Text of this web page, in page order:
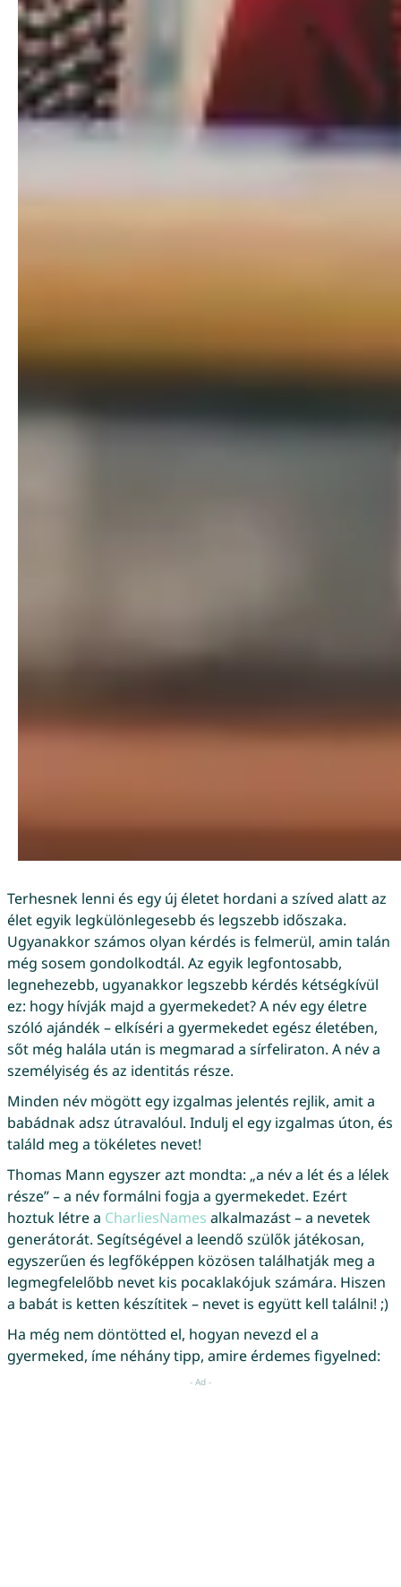
Terhesnek lenni és egy új életet hordani a szíved alatt az
élet egyik legkülönlegesebb és legszebb időszaka.
Ugyanakkor számos olyan kérdés is felmerül, amin talán
még sosem gondolkodtál. Az egyik legfontosabb,
legnehezebb, ugyanakkor legszebb kérdés kétségkívül
ez: hogy hívják majd a gyermekedet? A név egy életre
szóló ajándék – elkíséri a gyermekedet egész életében,
sőt még halála után is megmarad a sírfeliraton. A név a
személyiség és az identitás része.
Minden név mögött egy izgalmas jelentés rejlik, amit a
babádnak adsz útravalóul. Indulj el egy izgalmas úton, és
találd meg a tökéletes nevet!
Thomas Mann egyszer azt mondta: „a név a lét és a lélek
része” – a név formálni fogja a gyermekedet. Ezért
hoztuk létre a CharliesNames alkalmazást – a nevetek
generátorát. Segítségével a leendő szülők játékosan,
egyszerűen és legfőképpen közösen találhatják meg a
legmegfelelőbb nevet kis pocaklakójuk számára. Hiszen
a babát is ketten készítitek – nevet is együtt kell találni! ;)
Ha még nem döntötted el, hogyan nevezd el a
gyermeked, íme néhány tipp, amire érdemes figyelned: